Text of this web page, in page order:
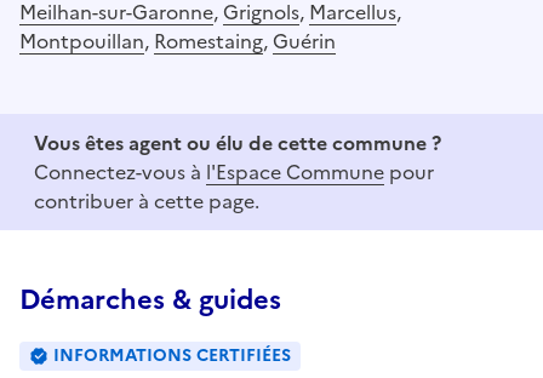
Meilhan-sur-Garonne,Grignols, Marcellus,
Montpouillan, Romestaing,Guérin
Vous êtes agent ou élu de cette commune ?
Connectez-vous à l'Espace Commune pour
contribuer à cette page.
Démarches & guides
INFORMATIONS CERTIFIÉES